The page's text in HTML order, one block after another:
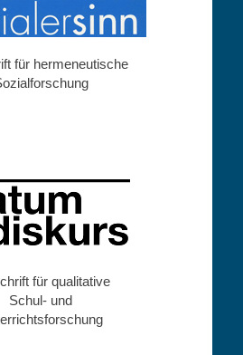
für hermeneutische
für qualitative
Schul- und